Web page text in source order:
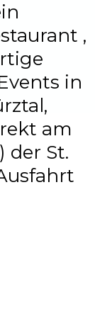
,
in
am
der St.